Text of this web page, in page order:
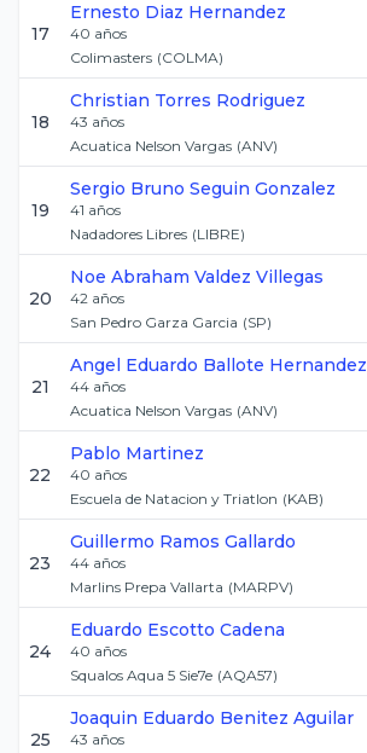
17
Ernesto Diaz Hernandez
40 años
Colimasters (COLMA)
18
Christian Torres Rodriguez
43 años
Acuatica Nelson Vargas (ANV)
19
Sergio Bruno Seguin Gonzalez
41 años
Nadadores Libres (LIBRE)
20
Noe Abraham Valdez Villegas
42 años
San Pedro Garza Garcia (SP)
21
Angel Eduardo Ballote Hernandez
44 años
Acuatica Nelson Vargas (ANV)
22
Pablo Martinez
40 años
Escuela de Natacion y Triatlon (KAB)
23
Guillermo Ramos Gallardo
44 años
Marlins Prepa Vallarta (MARPV)
24
Eduardo Escotto Cadena
40 años
Squalos Aqua 5 Sie7e (AQA57)
25
Joaquin Eduardo Benitez Aguilar
43 años